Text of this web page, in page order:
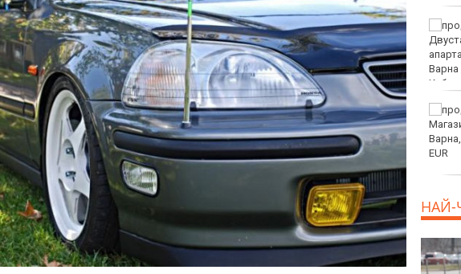
Във Варна наградиха
победителите в
Спартакиадата на ВМС
Нови правила пратиха
рекорд на Карлос
Насар в историята
НАЙ-